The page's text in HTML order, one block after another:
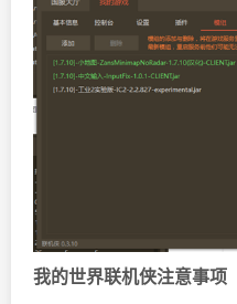
我的世界联机侠注意事项